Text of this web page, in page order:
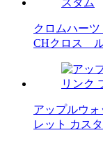
クロムハー
CHクロス
アップルウ
レット カス